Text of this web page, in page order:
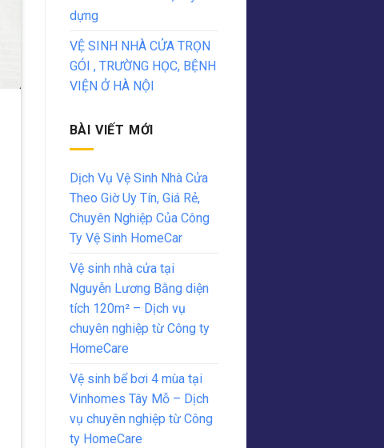
dựng
VỆ SINH NHÀ CỬA TRỌN
GÓI , TRƯỜNG HỌC, BỆNH
VIỆN Ở HÀ NỘI
BÀI VIẾT MỚI
Dịch Vụ Vệ Sinh Nhà Cửa
Theo Giờ Uy Tín, Giá Rẻ,
Chuyên Nghiệp Của Công
Ty Vệ Sinh HomeCar
Vệ sinh nhà cửa tại
Nguyễn Lương Bằng diện
tích 120m² – Dịch vụ
chuyên nghiệp từ Công ty
HomeCare
Vệ sinh bể bơi 4 mùa tại
Vinhomes Tây Mỗ – Dịch
vụ chuyên nghiệp từ Công
ty HomeCare